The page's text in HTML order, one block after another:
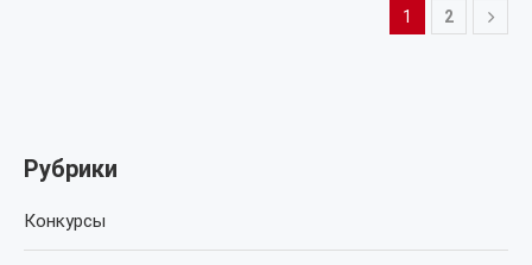
1 2
Рубрики
Конкурсы